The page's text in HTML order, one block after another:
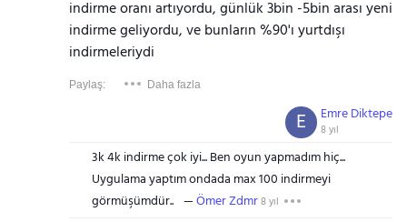
indirme oranı artıyordu, günlük 3bin -5bin arası yeni
indirme geliyordu, ve bunların %90'ı yurtdışı
indirmeleriydi
Paylaş: Daha fazla
Emre Diktepe
8 yıl
E
3k 4k indirme çok iyi... Ben oyun yapmadım hiç...
Uygulama yaptım ondada max 100 indirmeyi
görmüşümdür..
Ömer Zdmr8 yıl